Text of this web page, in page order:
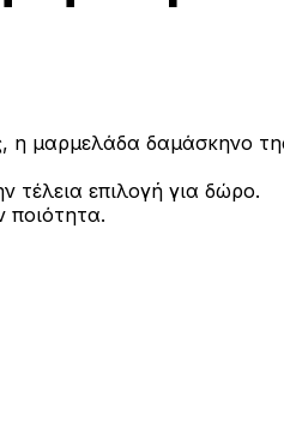
μαρμελάδα δαμάσκηνο
τέλεια επιλογή για δώρο.
ποιότητα.